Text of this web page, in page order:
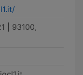
| 93100,